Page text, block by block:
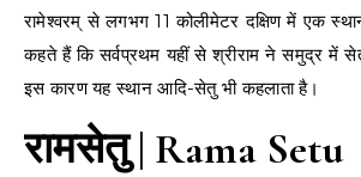
रामेश्वरम् से लगभग 11 कोलीमेटर दक्षिण में एक
कहते हैं कि सर्वप्रथम यहीं से श्रीराम ने समुद्र में
इस कारण यह स्थान आदि-सेतु भी कहलाता है।
रामसेतु | Rama Setu